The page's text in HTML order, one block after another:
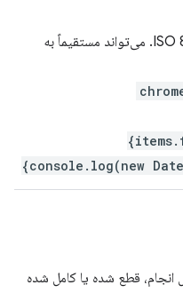
زمان شروع دانلود در قالب ISO 8601. می‌تواند مستقیماً به
{console.log(new
انجام، قطع شده یا کامل شده